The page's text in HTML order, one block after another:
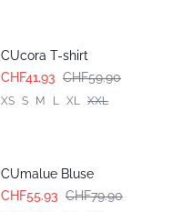
CUcora T-shirt
CHF41.93 CHF59.90
XS S M L XL XXL
CUmalue Bluse
CHF55.93 CHF79.90